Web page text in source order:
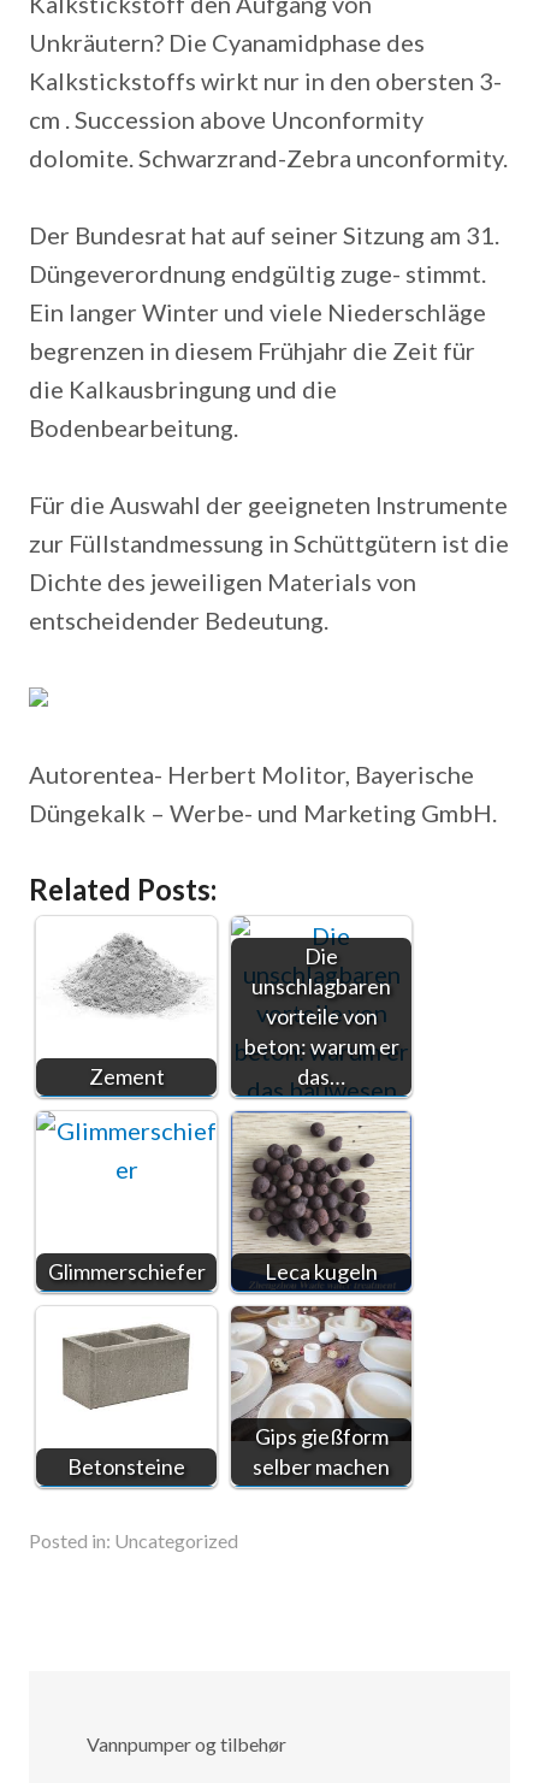
Unkräutern? Die Cyanamidphase des
Kalkstickstoffs wirkt nur in den obersten 3-
cm . Succession above Unconformity
dolomite. Schwarzrand-Zebra unconformity.
Der Bundesrat hat auf seiner Sitzung am 31.
Düngeverordnung endgültig zuge- stimmt.
Ein langer Winter und viele Niederschläge
begrenzen in diesem Frühjahr die Zeit für
die Kalkausbringung und die
Bodenbearbeitung.
Für die Auswahl der geeigneten Instrumente
zur Füllstandmessung in Schüttgütern ist die
Dichte des jeweiligen Materials von
entscheidender Bedeutung.
Autorentea- Herbert Molitor, Bayerische
Düngekalk – Werbe- und Marketing GmbH.
Related Posts:
Zement
Die
unschlagbaren
vorteile von
beton: warum er
das…
Glimmerschiefer Leca kugeln
Betonsteine
Gips gießform
selber machen
Posted in: Uncategorized
Vannpumper og tilbehør